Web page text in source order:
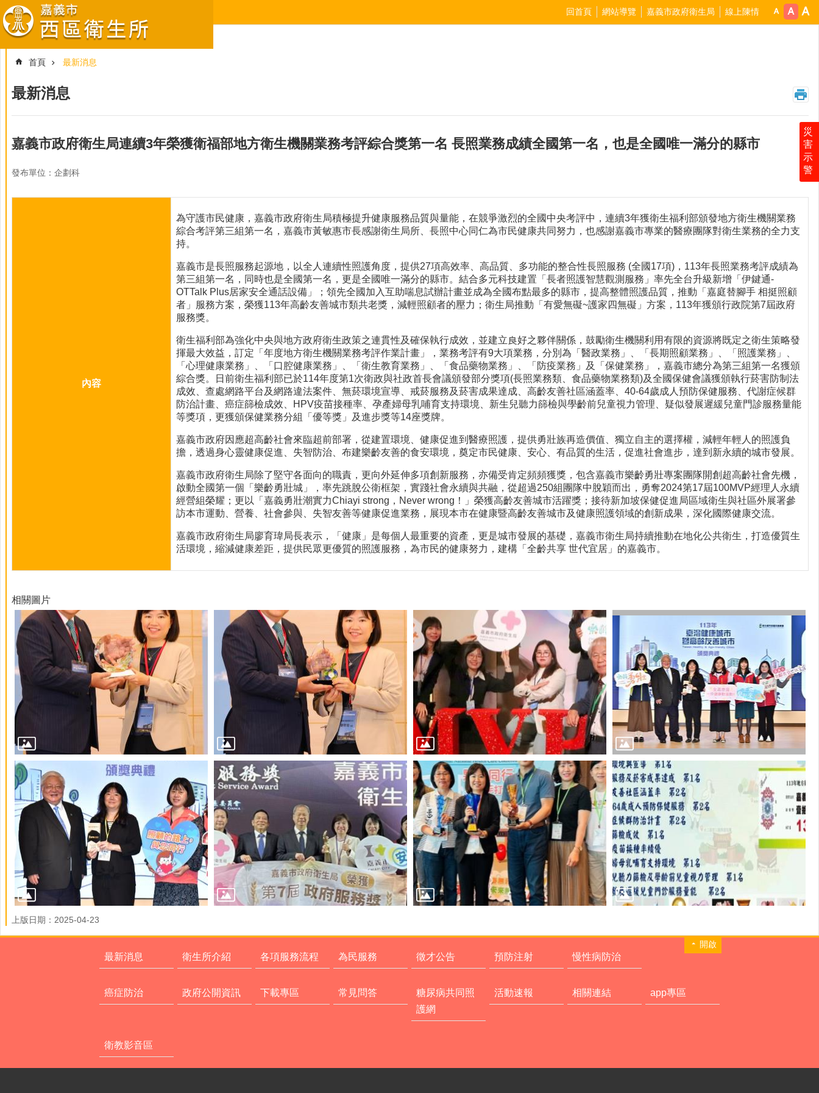
跳到主要內容區塊
災
害
示
警
回首頁 網站導覽 嘉義市政府衛生局 線上陳情
首頁 最新消息
最新消息
嘉義市政府衛生局連續3年榮獲衛福部地方衛生機關業務考評綜合獎第一名 長照業務成績全國第一名，也是全國唯一滿分的縣市
發布單位：企劃科
內容
為守護市民健康，嘉義市政府衛生局積極提升健康服務品質與量能，在競爭激烈的全國中央考評中，連續3年獲衛生福利部頒發地方衛生機關業務
綜合考評第三組第一名，嘉義市黃敏惠市長感謝衛生局所、長照中心同仁為市民健康共同努力，也感謝嘉義市專業的醫療團隊對衛生業務的全力支
持。
嘉義市是長照服務起源地，以全人連續性照護角度，提供27項高效率、高品質、多功能的整合性長照服務 (全國17項)，113年長照業務考評成績為
第三組第一名，同時也是全國第一名，更是全國唯一滿分的縣市。結合多元科技建置「長者照護智慧觀測服務」率先全台升級新增「伊鍵通-
OTTalk Plus居家安全通話設備」；領先全國加入互助喘息試辦計畫並成為全國布點最多的縣市，提高整體照護品質，推動「嘉庭替腳手 相挺照顧
者」服務方案，榮獲113年高齡友善城市類共老獎，減輕照顧者的壓力；衛生局推動「有愛無礙~護家四無礙」方案，113年獲頒行政院第7屆政府
服務獎。
衛生福利部為強化中央與地方政府衛生政策之連貫性及確保執行成效，並建立良好之夥伴關係，鼓勵衛生機關利用有限的資源將既定之衛生策略發
揮最大效益，訂定「年度地方衛生機關業務考評作業計畫」，業務考評有9大項業務，分別為「醫政業務」、「長期照顧業務」、「照護業務」、
「心理健康業務」、「口腔健康業務」、「衛生教育業務」、「食品藥物業務」、「防疫業務」及「保健業務」，嘉義市總分為第三組第一名獲頒
綜合獎。日前衛生福利部已於114年度第1次衛政與社政首長會議頒發部分獎項(長照業務類、食品藥物業務類)及全國保健會議獲頒執行菸害防制法
成效、查處網路平台及網路違法案件、無菸環境宣導、戒菸服務及菸害成果達成、高齡友善社區涵蓋率、40-64歲成人預防保健服務、代謝症候群
防治計畫、癌症篩檢成效、HPV疫苗接種率、孕產婦母乳哺育支持環境、新生兒聽力篩檢與學齡前兒童視力管理、疑似發展遲緩兒童門診服務量能
等獎項，更獲頒保健業務分組「優等獎」及進步獎等14座獎牌。
嘉義市政府因應超高齡社會來臨超前部署，從建置環境、健康促進到醫療照護，提供勇壯族再造價值、獨立自主的選擇權，減輕年輕人的照護負
擔，透過身心靈健康促進、失智防治、布建樂齡友善的食安環境，奠定市民健康、安心、有品質的生活，促進社會進步，達到新永續的城市發展。
嘉義市政府衛生局除了堅守各面向的職責，更向外延伸多項創新服務，亦備受肯定頻頻獲獎，包含嘉義市樂齡勇壯專案團隊開創超高齡社會先機，
啟動全國第一個「樂齡勇壯城」，率先跳脫公衛框架，實踐社會永續與共融，從超過250組團隊中脫穎而出，勇奪2024第17屆100MVP經理人永續
經營組榮耀；更以「嘉義勇壯潮實力Chiayi strong，Never wrong！」榮獲高齡友善城市活躍獎；接待新加坡保健促進局區域衛生與社區外展署參
訪本市運動、營養、社會參與、失智友善等健康促進業務，展現本市在健康暨高齡友善城市及健康照護領域的創新成果，深化國際健康交流。
嘉義市政府衛生局廖育瑋局長表示，「健康」是每個人最重要的資產，更是城市發展的基礎，嘉義市衛生局持續推動在地化公共衛生，打造優質生
活環境，縮減健康差距，提供民眾更優質的照護服務，為市民的健康努力，建構「全齡共享 世代宜居」的嘉義市。
相關圖片
上版日期：2025-04-23
開啟
最新消息 衛生所介紹 各項服務流程 為民服務 徵才公告 預防注射 慢性病防治
癌症防治 政府公開資訊 下載專區 常見問答
糖尿病共同照
護網
活動速報 相關連結 app專區
衛教影音區